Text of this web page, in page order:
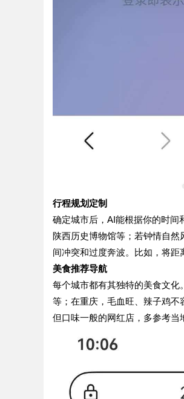
行程规划定制
确定城市后， AI能根据你的时间
陕西历史博物馆等；若钟情自
间冲突和过度奔波。比如，将距
美食推荐导航
每个城市都有其独特的美食文化。
等；在重庆，毛血旺、辣子鸡
但口味一般的网红店，多参考当